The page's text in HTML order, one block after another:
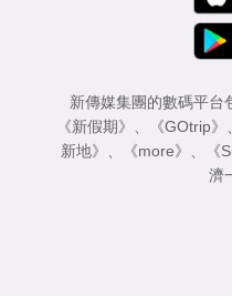
新傳媒集團的數碼平台
《新假期》
《GOtrip》
新地》
《more》 《
濟